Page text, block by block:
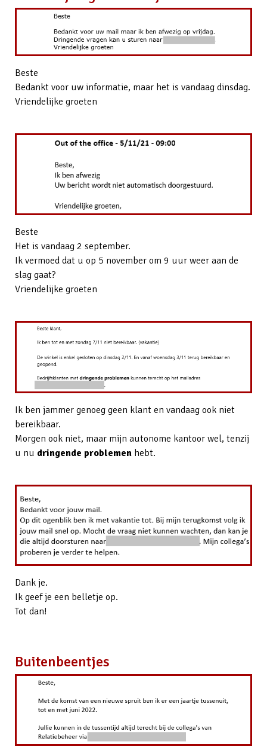
Beste
Bedankt voor uw informatie, maar het is vandaag dinsdag.
Vriendelijke groeten
Beste
Het is vandaag 2 september.
Ik vermoed dat u op 5 november om 9 uur weer aan de
slag gaat?
Vriendelijke groeten
Ik ben jammer genoeg geen klant en vandaag ook niet
bereikbaar.
Morgen ook niet, maar mijn autonome kantoor wel, tenzij
u nu dringende problemen hebt.
Dank je.
Ik geef je een belletje op.
Tot dan!
Buitenbeentjes